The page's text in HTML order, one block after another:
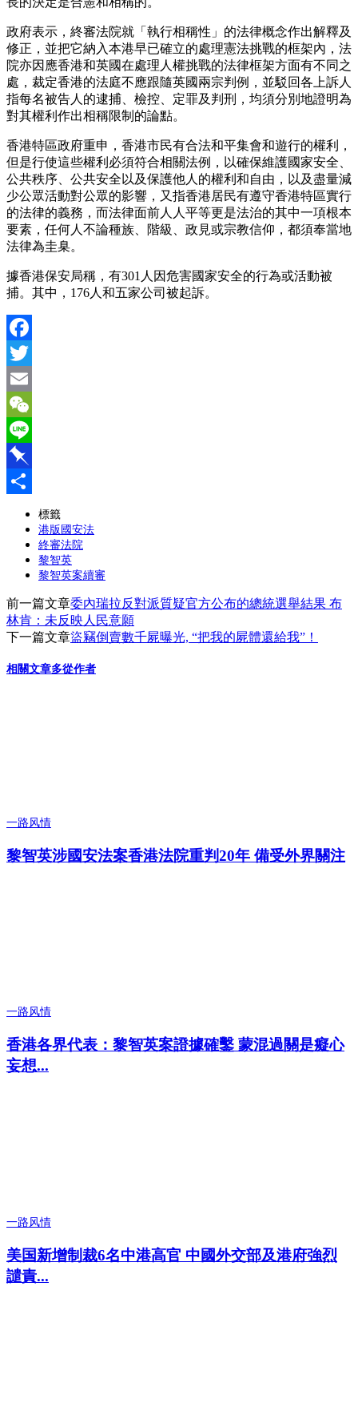
政府表示，終審法院就「執行相稱性」的法律概念作出解釋及
修正，並把它納入本港早已確立的處理憲法挑戰的框架內，法
院亦因應香港和英國在處理人權挑戰的法律框架方面有不同之
處，裁定香港的法庭不應跟隨英國兩宗判例，並駁回各上訴人
指每名被告人的逮捕、檢控、定罪及判刑，均須分別地證明為
對其權利作出相稱限制的論點。
香港特區政府重申，香港市民有合法和平集會和遊行的權利，
但是行使這些權利必須符合相關法例，以確保維護國家安全、
公共秩序、公共安全以及保護他人的權利和自由，以及盡量減
少公眾活動對公眾的影響，又指香港居民有遵守香港特區實行
的法律的義務，而法律面前人人平等更是法治的其中一項根本
要素，任何人不論種族、階級、政見或宗教信仰，都須奉當地
法律為圭臬。
據香港保安局稱，有301人因危害國家安全的行為或活動被
捕。其中，176人和五家公司被起訴。
Facebook
Twitter
Email
WeChat
Line
Pinboard
標籤
港版國安法
終審法院
黎智英
黎智英案續審
前一篇文章委內瑞拉反對派質疑官方公布的總統選舉結果 布
林肯：未反映人民意願
下一篇文章盜竊倒賣數千屍曝光, “把我的屍體還給我”！
相關文章多從作者
一路风情
黎智英涉國安法案香港法院重判20年 備受外界關注
一路风情
香港各界代表：黎智英案證據確鑿 蒙混過關是癡心
妄想...
一路风情
美国新增制裁6名中港高官 中國外交部及港府強烈
譴責...